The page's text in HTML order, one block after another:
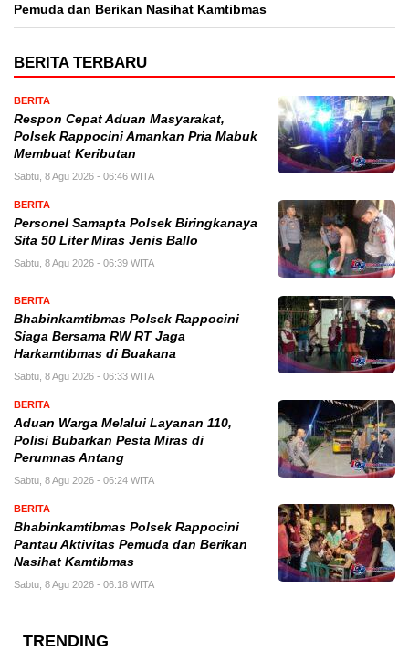
Pemuda dan Berikan Nasihat Kamtibmas
BERITA TERBARU
BERITA
Respon Cepat Aduan Masyarakat,
Polsek Rappocini Amankan Pria Mabuk
Membuat Keributan
Sabtu, 8 Agu 2026 - 06:46 WITA
BERITA
Personel Samapta Polsek Biringkanaya
Sita 50 Liter Miras Jenis Ballo
Sabtu, 8 Agu 2026 - 06:39 WITA
BERITA
Bhabinkamtibmas Polsek Rappocini
Siaga Bersama RW RT Jaga
Harkamtibmas di Buakana
Sabtu, 8 Agu 2026 - 06:33 WITA
BERITA
Aduan Warga Melalui Layanan 110,
Polisi Bubarkan Pesta Miras di
Perumnas Antang
Sabtu, 8 Agu 2026 - 06:24 WITA
BERITA
Bhabinkamtibmas Polsek Rappocini
Pantau Aktivitas Pemuda dan Berikan
Nasihat Kamtibmas
Sabtu, 8 Agu 2026 - 06:18 WITA
TRENDING